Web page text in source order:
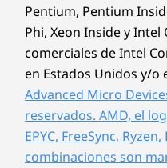
Pentium, Pentium
Phi, Xeon Inside y
comerciales de Intel
en Estados Unidos y/o
Advanced Micro
reservados. AMD, el
EPYC, FreeSync,
combinaciones son